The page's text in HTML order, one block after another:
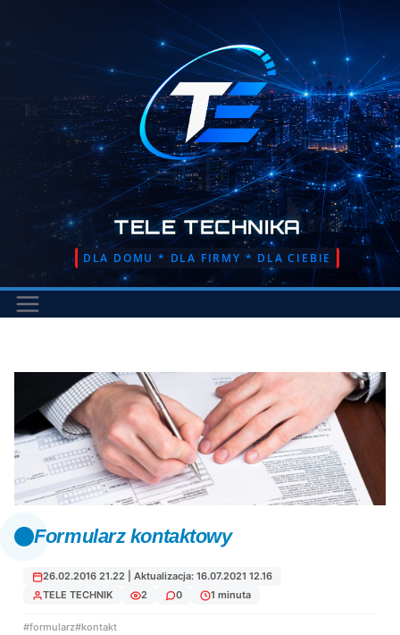
TELE TECHNIKA
DLA DOMU * DLA FIRMY * DLA CIEBIE
Formularz kontaktowy
26.02.2016 21.22 | Aktualizacja: 16.07.2021 12.16
TELE TECHNIK
2 0 1 minuta
#formularz#kontakt